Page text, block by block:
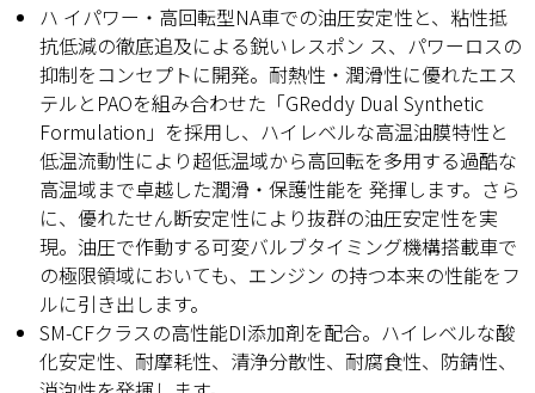
ハ イパワー・高回転型NA車での油圧安定性と、粘性抵
抗低減の徹底追及による鋭いレスポン ス、パワーロスの
抑制をコンセプトに開発。耐熱性・潤滑性に優れたエス
テルとPAOを組み合わせた「GReddy Dual Synthetic
Formulation」を採用し、ハイレベルな高温油膜特性と
低温流動性により超低温域から高回転を多用する過酷な
高温域まで卓越した潤滑・保護性能を 発揮します。さら
に、優れたせん断安定性により抜群の油圧安定性を実
現。油圧で作動する可変バルブタイミング機構搭載車で
の極限領域においても、エンジン の持つ本来の性能をフ
ルに引き出します。
SM-CFクラスの高性能DI添加剤を配合。ハイレベルな酸
化安定性、耐摩耗性、清浄分散性、耐腐食性、防錆性、